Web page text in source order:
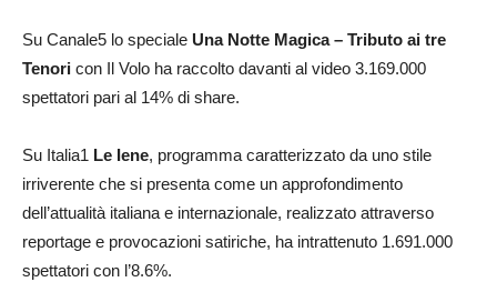
Su Canale5 lo speciale Una Notte Magica – Tributo ai tre
Tenori con Il Volo ha raccolto davanti al video 3.169.000
spettatori pari al 14% di share.
Su Italia1 Le Iene, programma caratterizzato da uno stile
irriverente che si presenta come un approfondimento
dell’attualità italiana e internazionale, realizzato attraverso
reportage e provocazioni satiriche, ha intrattenuto 1.691.000
spettatori con l’8.6%.